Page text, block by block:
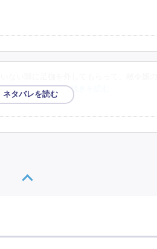
。結局、それが …続きを読む